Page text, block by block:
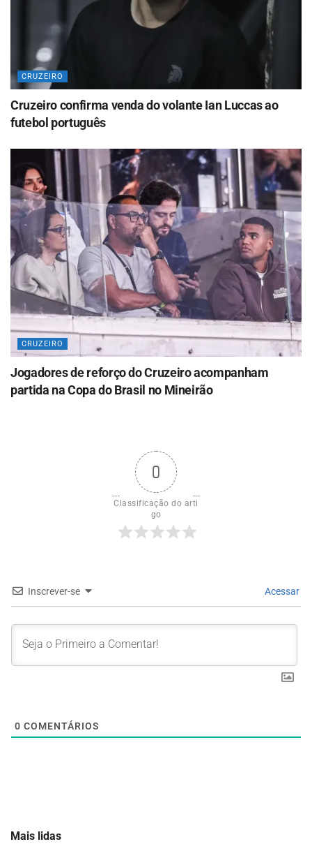
CRUZEIRO
Cruzeiro confirma venda do volante Ian Luccas ao
futebol português
CRUZEIRO
Jogadores de reforço do Cruzeiro acompanham
partida na Copa do Brasil no Mineirão
0
Classificação do arti
go
Inscrever-se Acessar
0 COMENTÁRIOS
Mais lidas